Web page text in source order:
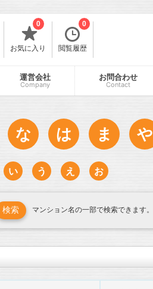
お気に入り
0
閲覧履歴
0
運営会社
Company
お問合わせ
Contact
な は ま や
い う え お
マンション名の一部で検索できます。